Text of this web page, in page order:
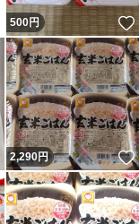
いいね！
500円
いいね！
2,290円